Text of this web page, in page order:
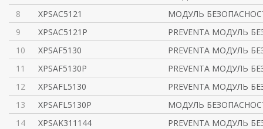
8
XPSAC5121
МОДУЛЬ
9
XPSAC5121P
PREVENTA МОДУЛЬ
10
XPSAF5130
PREVENTA МОДУЛЬ
11
XPSAF5130P
PREVENTA МОДУЛЬ
12
XPSAFL5130
PREVENTA МОДУЛЬ
13
XPSAFL5130P
МОДУЛЬ
14
XPSAK311144
PREVENTA МОДУЛЬ